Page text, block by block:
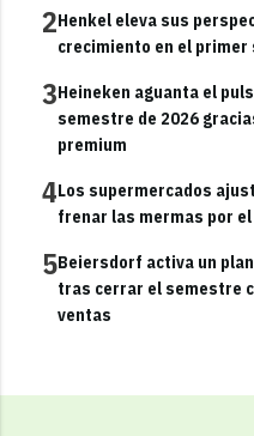
2Henkel eleva sus
crecimiento en el primer
3Heineken aguanta el
semestre de 2026
premium
4Los supermercados
frenar las mermas por
5Beiersdorf activa un
tras cerrar el semestre
ventas